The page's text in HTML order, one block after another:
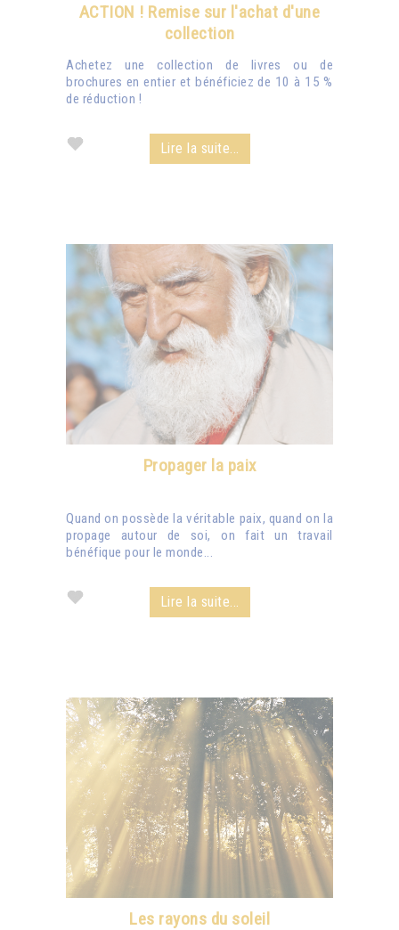
ACTION ! Remise sur l'achat d'une
collection
Achetez une collection de livres ou de
brochures en entier et bénéficiez de 10 à 15 %
de réduction !
Lire la suite...
Propager la paix
Quand on possède la véritable paix, quand on la
propage autour de soi, on fait un travail
bénéfique pour le monde...
Lire la suite...
Les rayons du soleil